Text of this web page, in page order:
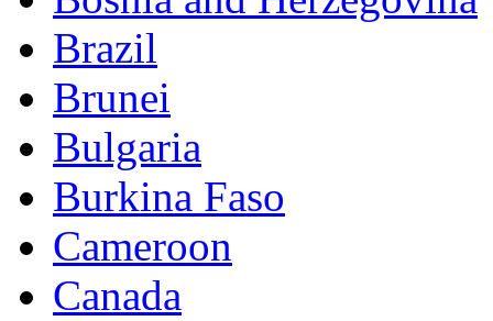
Brazil
Brunei
Bulgaria
Burkina Faso
Cameroon
Canada